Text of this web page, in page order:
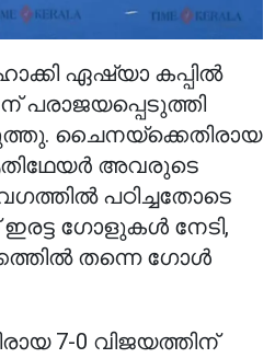
ഏഷ്യാ കപ്പിൽ
പരാജയപ്പെടുത്തി
ചൈനയ്‌ക്കെതിരായ
അവരുടെ
പഠിച്ചതോടെ
ഗോളുകൾ നേടി,
തന്നെ ഗോൾ
7-0 വിജയത്തിന്